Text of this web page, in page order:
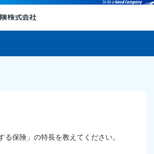
る保険」の特長を教えてください。